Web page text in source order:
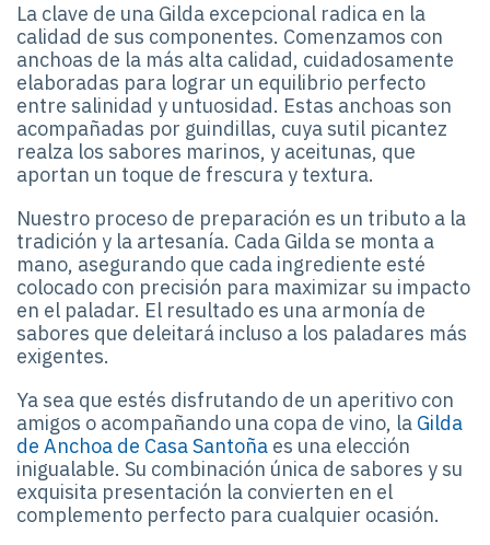
La clave de una Gilda excepcional radica en la
calidad de sus componentes. Comenzamos con
anchoas de la más alta calidad, cuidadosamente
elaboradas para lograr un equilibrio perfecto
entre salinidad y untuosidad. Estas anchoas son
acompañadas por guindillas, cuya sutil picantez
realza los sabores marinos, y aceitunas, que
aportan un toque de frescura y textura.
Nuestro proceso de preparación es un tributo a la
tradición y la artesanía. Cada Gilda se monta a
mano, asegurando que cada ingrediente esté
colocado con precisión para maximizar su impacto
en el paladar. El resultado es una armonía de
sabores que deleitará incluso a los paladares más
exigentes.
Ya sea que estés disfrutando de un aperitivo con
amigos o acompañando una copa de vino, la Gilda
de Anchoa de Casa Santoña es una elección
inigualable. Su combinación única de sabores y su
exquisita presentación la convierten en el
complemento perfecto para cualquier ocasión.